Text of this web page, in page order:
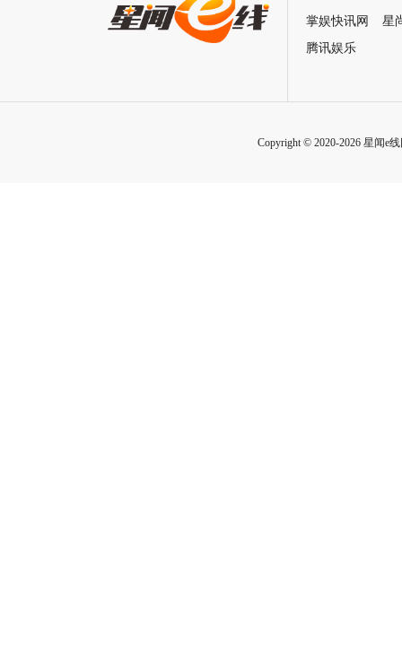
掌娱快讯网
星
腾讯娱乐
Copyright © 2020-2026 星闻e